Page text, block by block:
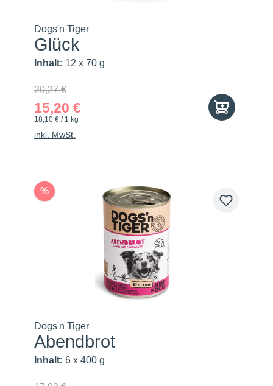
Dogs'n Tiger
Glück
Inhalt: 12 x 70 g
20,27 €
15,20 €
18,10 € / 1 kg
inkl. MwSt.
%
Dogs'n Tiger
Abendbrot
Inhalt: 6 x 400 g